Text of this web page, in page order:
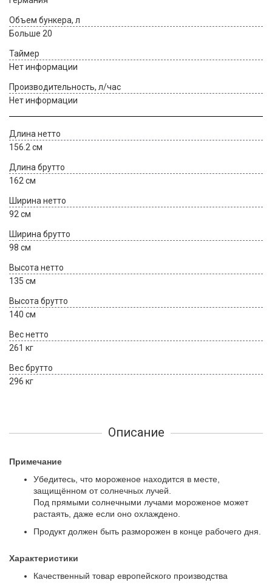
Объем бункера, л
Больше 20
Таймер
Нет информации
Производительность, л/час
Нет информации
Длина нетто
156.2 см
Длина брутто
162 см
Ширина нетто
92 см
Ширина брутто
98 см
Высота нетто
135 см
Высота брутто
140 см
Вес нетто
261 кг
Вес брутто
296 кг
Описание
Примечание
Убедитесь, что мороженое находится в месте,
защищённом от солнечных лучей.
Под прямыми солнечными лучами мороженое может
растаять, даже если оно охлаждено.
Продукт должен быть разморожен в конце рабочего дня.
Характеристики
Качественный товар европейского производства